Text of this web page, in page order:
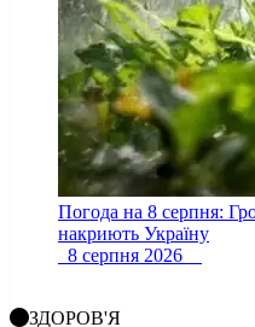
Погода на 8 серпня:
накриють Україну
8 серпня 2026
ЗДОРОВ'Я